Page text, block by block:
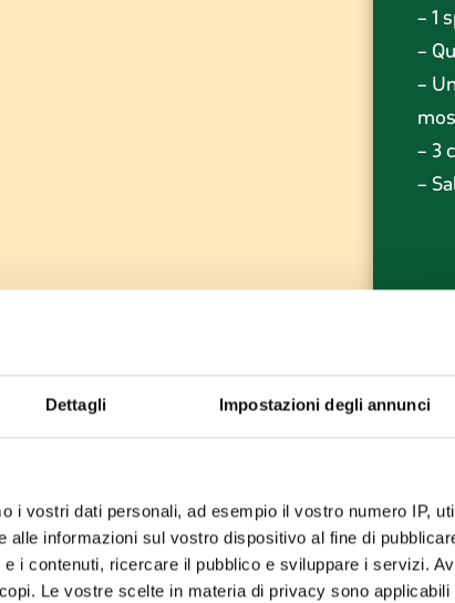
Dettagli Impostazioni degli annunci
i vostri dati personali, ad esempio il vostro numero IP,
alle informazioni sul vostro dispositivo al fine di
i contenuti, ricercare il pubblico e sviluppare i servizi.
Le vostre scelte in materia di privacy sono
– 1
–
–
– 3
–